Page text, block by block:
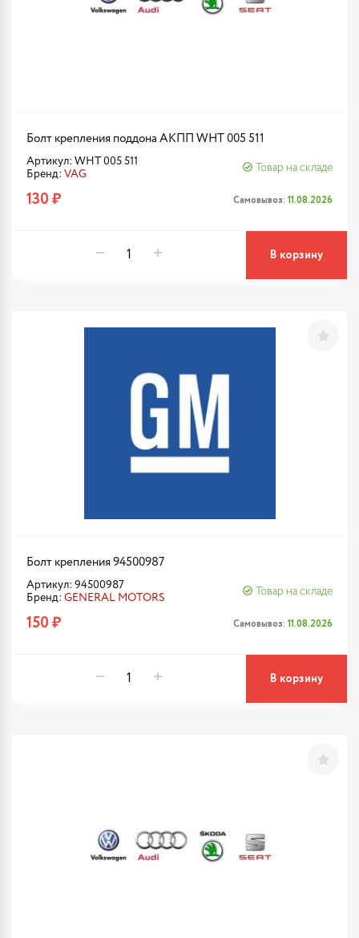
Болт крепления поддона АКПП WHT 005 511
Артикул: WHT 005 511
Бренд: VAG
Товар на складе
130 ₽ Самовывоз: 11.08.2026
В корзину
Болт крепления 94500987
Артикул: 94500987
Бренд: GENERAL MOTORS
Товар на складе
150 ₽ Самовывоз: 11.08.2026
В корзину